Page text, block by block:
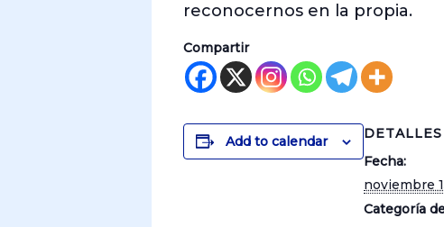
reconocernos en la propia.
Compartir
Add to calendar
DETALLES
Fecha:
noviembre
Categoría